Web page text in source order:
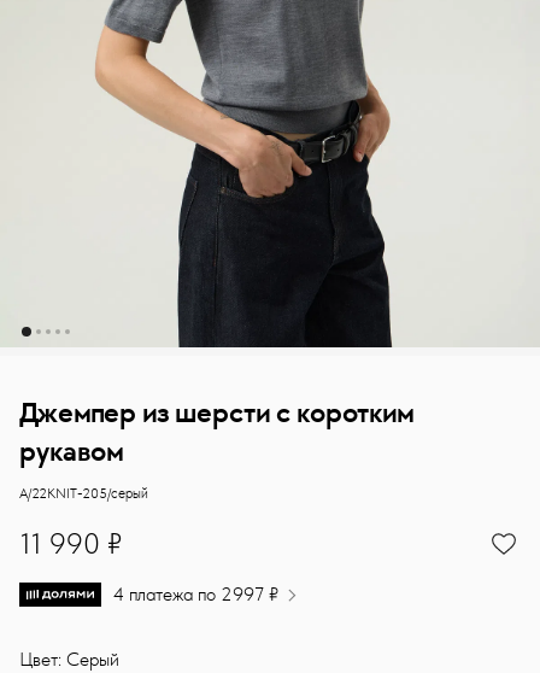
Джемпер из шерсти с коротким
рукавом
Классический джемпер из 100% шерсти — любимая модель
Sasha Ostrov
A/22KNIT-205/серый
11990
11 990 ₽
4 платежа по 2997 ₽
Цвет: Серый